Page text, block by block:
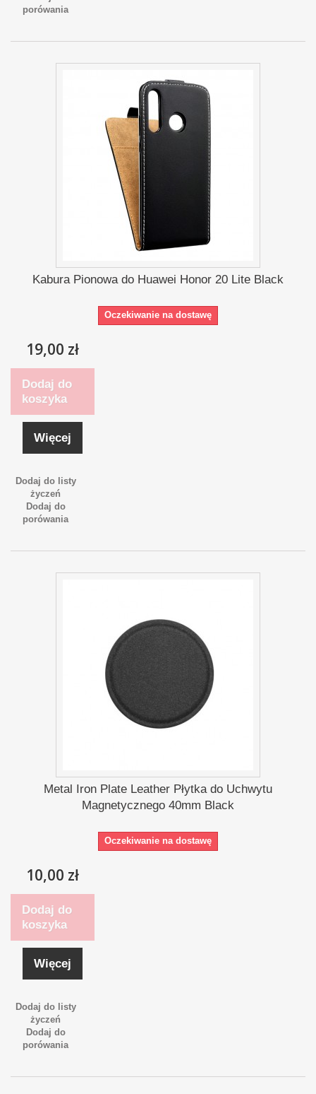
porówania
Kabura Pionowa do Huawei Honor 20 Lite Black
Oczekiwanie na dostawę
19,00 zł
Dodaj do
koszyka
Więcej
Dodaj do listy
życzeń
Dodaj do
porówania
Metal Iron Plate Leather Płytka do Uchwytu
Magnetycznego 40mm Black
Oczekiwanie na dostawę
10,00 zł
Dodaj do
koszyka
Więcej
Dodaj do listy
życzeń
Dodaj do
porówania